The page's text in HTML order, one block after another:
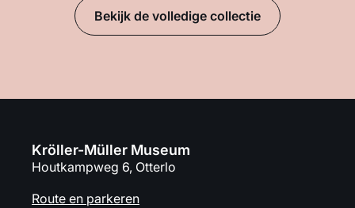
Bekijk de volledige collectie
Kröller-Müller Museum
Houtkampweg 6, Otterlo
Route en parkeren